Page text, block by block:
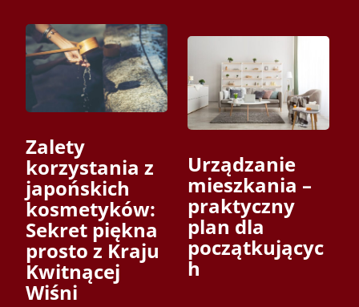
Zalety
korzystania z
japońskich
kosmetyków:
Sekret piękna
prosto z Kraju
Kwitnącej
Wiśni
Urządzanie
mieszkania –
praktyczny
plan dla
początkującyc
h